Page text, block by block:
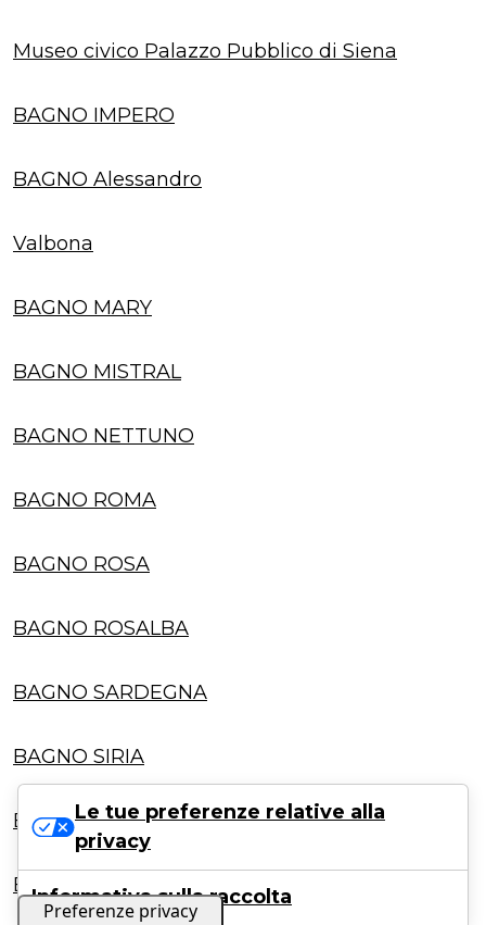
Museo civico Palazzo Pubblico di Siena
BAGNO IMPERO
BAGNO Alessandro
Valbona
BAGNO MARY
BAGNO MISTRAL
BAGNO NETTUNO
BAGNO ROMA
BAGNO ROSA
BAGNO ROSALBA
BAGNO SARDEGNA
BAGNO SIRIA
BAGNO TIRRENIA
BAGNO TRITONE
Le tue preferenze relative alla
privacy
Informativa sulla raccolta